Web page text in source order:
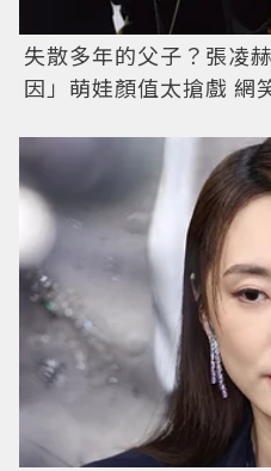
失散多年的父子？張凌
因」萌娃顏值太搶戲 網